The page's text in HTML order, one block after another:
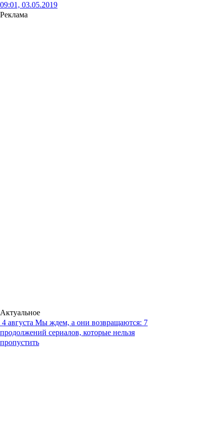
09:01, 03.05.2019
Реклама
Актуальное
4 августа Мы ждем, а они возвращаются: 7
продолжений сериалов, которые нельзя
пропустить